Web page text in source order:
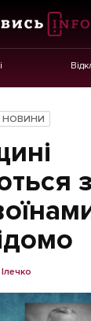
НОВИНИ
з